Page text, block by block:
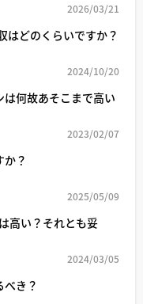
2026/03/21
はどのくらいですか？
2024/10/20
何故あそこまで高い
2023/02/07
？
2025/05/09
高い？それとも妥
2024/03/05
き？